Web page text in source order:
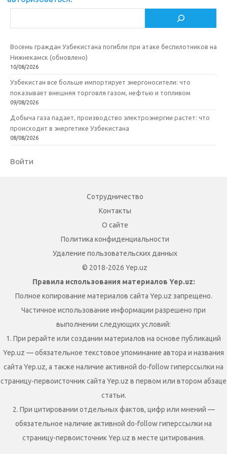
Восемь граждан Узбекистана погибли при атаке беспилотников на
Нижнекамск (обновлено)
10/08/2026
Узбекистан все больше импортирует энергоносители: что
показывает внешняя торговля газом, нефтью и топливом
09/08/2026
Добыча газа падает, производство электроэнергии растет: что
происходит в энергетике Узбекистана
08/08/2026
Войти
Сотрудничество
Контакты
О сайте
Политика конфиденциальности
Удаление пользовательских данных
© 2018-2026 Yep.uz
Правила использования материалов Yep.uz:
Полное копирование материалов сайта Yep.uz запрещено.
Частичное использование информации разрешено при
выполнении следующих условий:
1. При рерайте или создании материалов на основе публикаций
Yep.uz — обязательное текстовое упоминание автора и названия
сайта Yep.uz, а также наличие активной do-follow гиперссылки на
страницу-первоисточник сайта Yep.uz в первом или втором абзаце
статьи.
2. При цитировании отдельных фактов, цифр или мнений —
обязательное наличие активной do-follow гиперссылки на
страницу-первоисточник Yep.uz в месте цитирования.